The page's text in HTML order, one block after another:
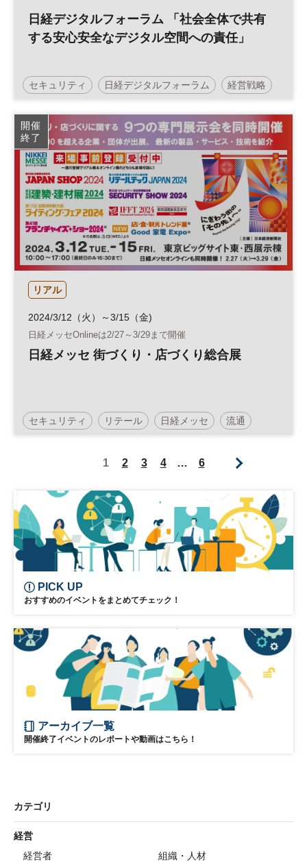
日経デジタルフォーラム 「社会全体で共有
する安心安全なデジタル空間への責任」
セキュリティ 日経デジタルフォーラム 経営戦略
DX
日経オンラインセミナー
開催
終了
リアル
2024/3/12（火）～3/15（金)
日経メッセOnlineは2/27～3/29まで開催
日経メッセ 街づくり・店づくり総合展
セキュリティ リテール 日経メッセ 流通
1 2 3 4 … 6
PICK UP
おすすめのイベントをまとめてチェック！
アーカイブ一覧
開催終了イベントのレポートや動画はこちら！
カテゴリ
経営
経営者
組織・人材